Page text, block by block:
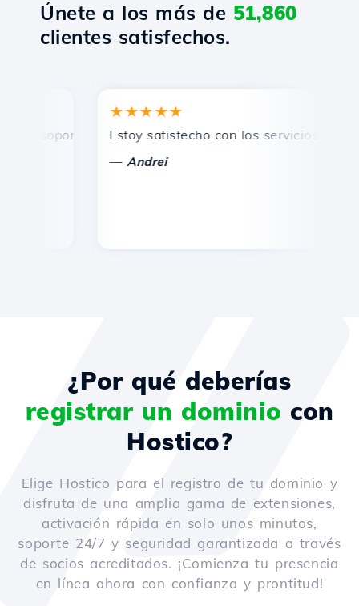
Únete a los más de 51,860
clientes satisfechos.
soporte técnico rápido y eficiente.
★★★★★
Estoy satisfecho con los servicios
Andrei
¿Por qué deberías
registrar un dominio con
Hostico?
Elige Hostico para el registro de tu dominio y
disfruta de una amplia gama de extensiones,
activación rápida en solo unos minutos,
soporte 24/7 y seguridad garantizada a través
de socios acreditados. ¡Comienza tu presencia
en línea ahora con confianza y prontitud!